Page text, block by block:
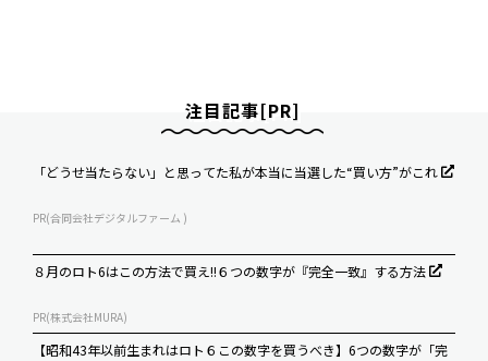
注目記事[PR]
「どうせ当たらない」と思ってた私が本当に当選した“買い方”がこれ
PR(合同会社デジタルファーム )
８月のロト6はこの方法で買え!!６つの数字が『完全一致』する方法
PR(株式会社MURA)
【昭和43年以前生まれはロト６この数字を買うべき】6つの数字が「完